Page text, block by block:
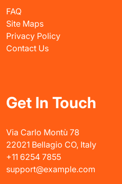
FAQ
Site Maps
Privacy Policy
Contact Us
Get In Touch
Via Carlo Montù 78
22021 Bellagio CO, Italy
+11 6254 7855
support@example.com